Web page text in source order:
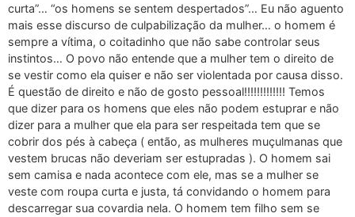
curta”… “os homens se sentem despertados”… Eu não aguento
mais esse discurso de culpabilização da mulher… o homem é
sempre a vítima, o coitadinho que não sabe controlar seus
instintos… O povo não entende que a mulher tem o direito de
se vestir como ela quiser e não ser violentada por causa disso.
É questão de direito e não de gosto pessoal!!!!!!!!!!!!! Temos
que dizer para os homens que eles não podem estuprar e não
dizer para a mulher que ela para ser respeitada tem que se
cobrir dos pés à cabeça ( então, as mulheres muçulmanas que
vestem brucas não deveriam ser estupradas ). O homem sai
sem camisa e nada acontece com ele, mas se a mulher se
veste com roupa curta e justa, tá convidando o homem para
descarregar sua covardia nela. O homem tem filho sem se